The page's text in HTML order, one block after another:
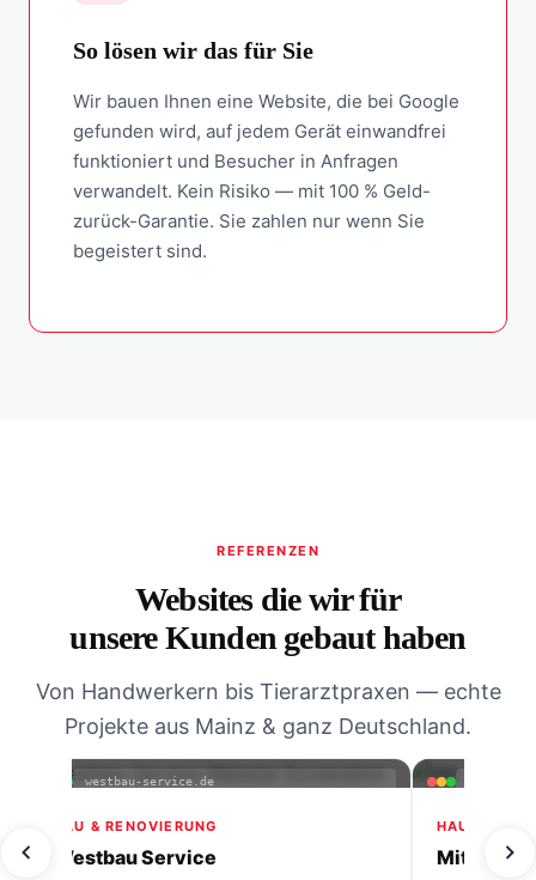
So lösen wir das für Sie
Wir bauen Ihnen eine Website, die bei Google
gefunden wird, auf jedem Gerät einwandfrei
funktioniert und Besucher in Anfragen
verwandelt. Kein Risiko — mit 100 % Geld-
zurück-Garantie. Sie zahlen nur wenn Sie
begeistert sind.
REFERENZEN
Websites die wir für
unsere Kunden gebaut haben
Von Handwerkern bis Tierarztpraxen — echte
Projekte aus Mainz & ganz Deutschland.
westbau-service.de
BAU & RENOVIERUNG
Westbau Service Mit Herz